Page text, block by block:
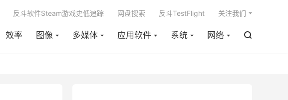
效率 图像 多媒体 应用软件 系统 网络 
反斗软件Steam游戏史低追踪 网盘搜索 反斗TestFlight 关注我们